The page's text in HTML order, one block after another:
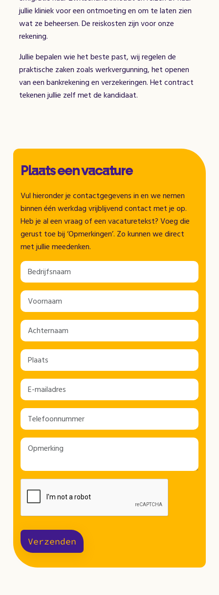
jullie kliniek voor een ontmoeting en om te laten zien
wat ze beheersen. De reiskosten zijn voor onze
rekening.
Jullie bepalen wie het beste past, wij regelen de
praktische zaken zoals werkvergunning, het openen
van een bankrekening en verzekeringen. Het contract
tekenen jullie zelf met de kandidaat.
Plaats een vacature
Vul hieronder je contactgegevens in en we nemen
binnen één werkdag vrijblijvend contact met je op.
Heb je al een vraag of een vacaturetekst? Voeg die
gerust toe bij ‘Opmerkingen’. Zo kunnen we direct
met jullie meedenken.
Verzenden